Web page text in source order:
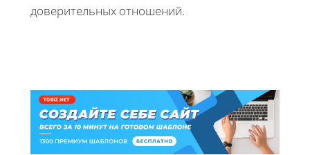
доверительных отношений.